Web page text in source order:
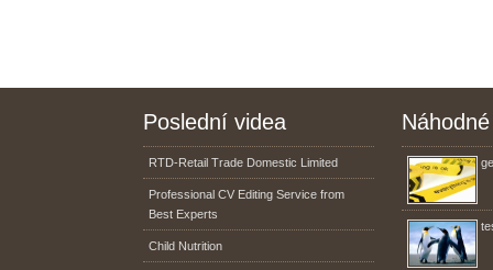
Poslední videa
RTD-Retail Trade Domestic Limited
Professional CV Editing Service from
Best Experts
Child Nutrition